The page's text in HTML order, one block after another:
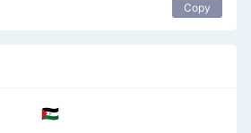
Copy
🇪🇭